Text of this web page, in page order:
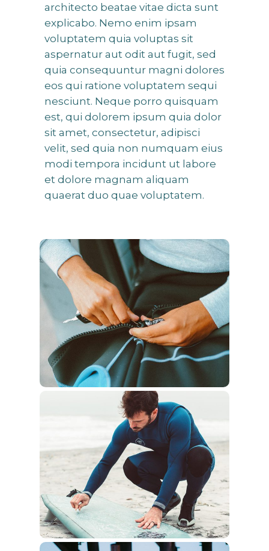
architecto beatae vitae dicta sunt
explicabo. Nemo enim ipsam
voluptatem quia voluptas sit
aspernatur aut odit aut fugit, sed
quia consequuntur magni dolores
eos qui ratione voluptatem sequi
nesciunt. Neque porro quisquam
est, qui dolorem ipsum quia dolor
sit amet, consectetur, adipisci
velit, sed quia non numquam eius
modi tempora incidunt ut labore
et dolore magnam aliquam
quaerat duo quae voluptatem.